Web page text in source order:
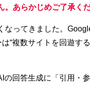
あらかじめご了承くだ
ってきました。
“複数サイトを回遊す
回答生成に「引用・